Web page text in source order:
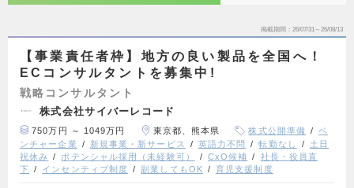
掲載期間 26/07/31～26/08/13
【事業責任者枠】地方の良い製品を全国へ！
ECコンサルタントを募集中!
戦略コンサルタント
株式会社サイバーレコード
750万円 ～ 1049万円 東京都、熊本県 株式公開準備
ベ
ンチャー企業
新規事業・新サービス 英語力不問 転勤なし
土日
祝休み
ポテンシャル採用（未経験可） CxO候補
社長・役員直
下
インセンティブ制度 副業してもOK 育児支援制度